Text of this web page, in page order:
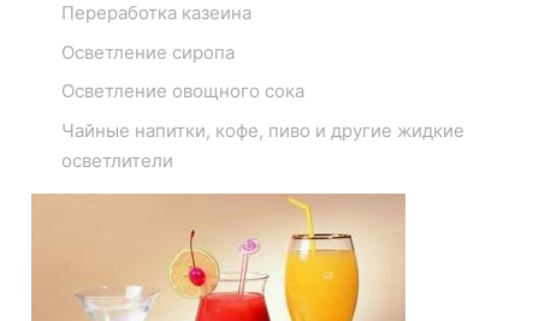
Переработка казеина
Осветление сиропа
Осветление овощного сока
Чайные напитки, кофе, пиво и другие жидкие
осветлители